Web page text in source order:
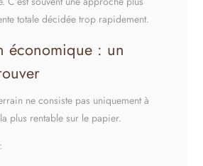
totale décidée trop rapidement.
économique : un
ne consiste pas uniquement à
plus rentable sur le papier.